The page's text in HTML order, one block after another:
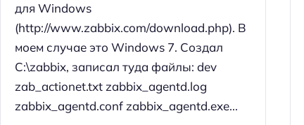
для Windows
(http://www.zabbix.com/download.php). В
моем случае это Windows 7. Создал
C:\zabbix, записал туда файлы: dev
zab_actionet.txt zabbix_agentd.log
zabbix_agentd.conf zabbix_agentd.exe...